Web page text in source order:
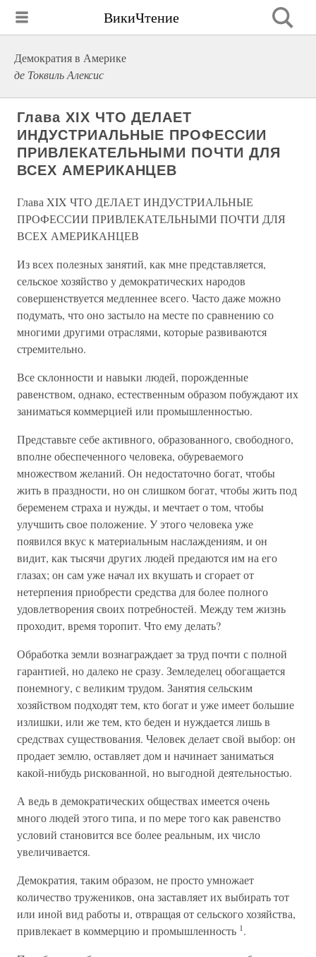
ВикиЧтение
Демократия в Америке
де Токвиль Алексис
Глава XIX ЧТО ДЕЛАЕТ
ИНДУСТРИАЛЬНЫЕ ПРОФЕССИИ
ПРИВЛЕКАТЕЛЬНЫМИ ПОЧТИ ДЛЯ
ВСЕХ АМЕРИКАНЦЕВ
Глава XIX ЧТО ДЕЛАЕТ ИНДУСТРИАЛЬНЫЕ
ПРОФЕССИИ ПРИВЛЕКАТЕЛЬНЫМИ ПОЧТИ ДЛЯ
ВСЕХ АМЕРИКАНЦЕВ
Из всех полезных занятий, как мне представляется,
сельское хозяйство у демократических народов
совершенствуется медленнее всего. Часто даже можно
подумать, что оно застыло на месте по сравнению со
многими другими отраслями, которые развиваются
стремительно.
Все склонности и навыки людей, порожденные
равенством, однако, естественным образом побуждают их
заниматься коммерцией или промышленностью.
Представьте себе активного, образованного, свободного,
вполне обеспеченного человека, обуреваемого
множеством желаний. Он недостаточно богат, чтобы
жить в праздности, но он слишком богат, чтобы жить под
беременем страха и нужды, и мечтает о том, чтобы
улучшить свое положение. У этого человека уже
появился вкус к материальным наслаждениям, и он
видит, как тысячи других людей предаются им на его
глазах; он сам уже начал их вкушать и сгорает от
нетерпения приобрести средства для более полного
удовлетворения своих потребностей. Между тем жизнь
проходит, время торопит. Что ему делать?
Обработка земли вознаграждает за труд почти с полной
гарантией, но далеко не сразу. Земледелец обогащается
понемногу, с великим трудом. Занятия сельским
хозяйством подходят тем, кто богат и уже имеет большие
излишки, или же тем, кто беден и нуждается лишь в
средствах существования. Человек делает свой выбор: он
продает землю, оставляет дом и начинает заниматься
какой-нибудь рискованной, но выгодной деятельностью.
А ведь в демократических обществах имеется очень
много людей этого типа, и по мере того как равенство
условий становится все более реальным, их число
увеличивается.
Демократия, таким образом, не просто умножает
количество тружеников, она заставляет их выбирать тот
или иной вид работы и, отвращая от сельского хозяйства,
привлекает в коммерцию и промышленность 1.